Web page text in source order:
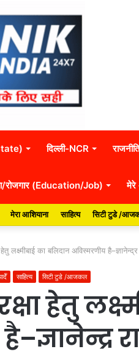
दिल्ली-NCR राजनीति
रोजगार (Education/Job) मेरे
मेरा आशियाना साहित्य सिटी टुडे /
लक्ष्मीबाई का बलिदान अविस्मरणीय
साहित्य सिटी टुडे /आजकल
हेतु